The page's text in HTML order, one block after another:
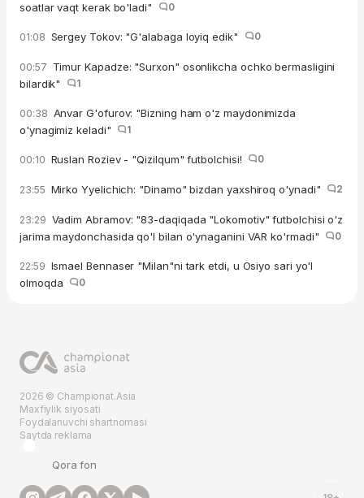
soatlar vaqt kerak bo'ladi"
0
01:08 Sergey Tokov: "G'alabaga loyiq edik" 0
00:57 Timur Kapadze: "Surxon" osonlikcha ochko bermasligini
bilardik"
1
00:38 Anvar G'ofurov: "Bizning ham o'z maydonimizda
o'ynagimiz keladi"
1
00:10 Ruslan Roziev - "Qizilqum" futbolchisi! 0
23:55 Mirko Yyelichich: "Dinamo" bizdan yaxshiroq o'ynadi" 2
23:29 Vadim Abramov: "83-daqiqada "Lokomotiv" futbolchisi o'z
jarima maydonchasida qo'l bilan o'ynaganini VAR ko'rmadi"
0
22:59 Ismael Bennaser "Milan"ni tark etdi, u Osiyo sari yo'l
olmoqda
0
2026 © Championat.Asia
Maxfiylik siyosati
Foydalanuvchi shartnomasi
Saytda reklama
Qora fon